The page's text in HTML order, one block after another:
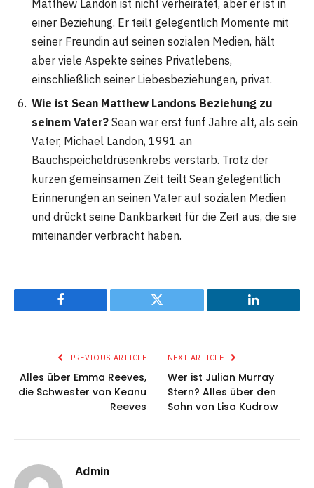
Matthew Landon ist nicht verheiratet, aber er ist in
einer Beziehung. Er teilt gelegentlich Momente mit
seiner Freundin auf seinen sozialen Medien, hält
aber viele Aspekte seines Privatlebens,
einschließlich seiner Liebesbeziehungen, privat​​.
Wie ist Sean Matthew Landons Beziehung zu
seinem Vater? Sean war erst fünf Jahre alt, als sein
Vater, Michael Landon, 1991 an
Bauchspeicheldrüsenkrebs verstarb. Trotz der
kurzen gemeinsamen Zeit teilt Sean gelegentlich
Erinnerungen an seinen Vater auf sozialen Medien
und drückt seine Dankbarkeit für die Zeit aus, die sie
miteinander verbracht haben​​.
Facebook Twitter LinkedIn
PREVIOUS ARTICLE
Alles über Emma Reeves,
die Schwester von Keanu
Reeves
NEXT ARTICLE
Wer ist Julian Murray
Stern? Alles über den
Sohn von Lisa Kudrow
Admin